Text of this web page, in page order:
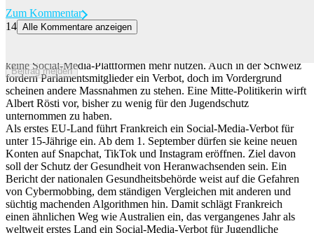
Beitrag melden
Zum Kommentar
14 Alle Kommentare anzeigen
keine Social-Media-Plattformen mehr nutzen. Auch in der Schweiz
fordern Parlamentsmitglieder ein Verbot, doch im Vordergrund
scheinen andere Massnahmen zu stehen. Eine Mitte-Politikerin wirft
Albert Rösti vor, bisher zu wenig für den Jugendschutz
unternommen zu haben.
Als erstes EU-Land führt Frankreich ein Social-Media-Verbot für
unter 15-Jährige ein. Ab dem 1. September dürfen sie keine neuen
Konten auf Snapchat, TikTok und Instagram eröffnen. Ziel davon
soll der Schutz der Gesundheit von Heranwachsenden sein. Ein
Bericht der nationalen Gesundheitsbehörde weist auf die Gefahren
von Cybermobbing, dem ständigen Vergleichen mit anderen und
süchtig machenden Algorithmen hin. Damit schlägt Frankreich
einen ähnlichen Weg wie Australien ein, das vergangenes Jahr als
weltweit erstes Land ein Social-Media-Verbot für Jugendliche